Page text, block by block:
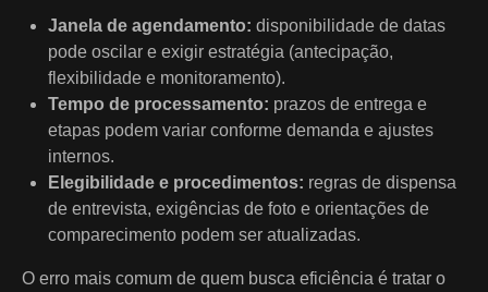
Janela de agendamento: disponibilidade de datas
pode oscilar e exigir estratégia (antecipação,
flexibilidade e monitoramento).
Tempo de processamento: prazos de entrega e
etapas podem variar conforme demanda e ajustes
internos.
Elegibilidade e procedimentos: regras de dispensa
de entrevista, exigências de foto e orientações de
comparecimento podem ser atualizadas.
O erro mais comum de quem busca eficiência é tratar o